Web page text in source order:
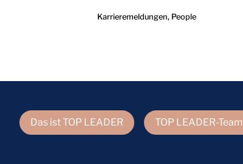
Karrieremeldungen, People
Das ist TOP LEADER TOP LEADER-Team